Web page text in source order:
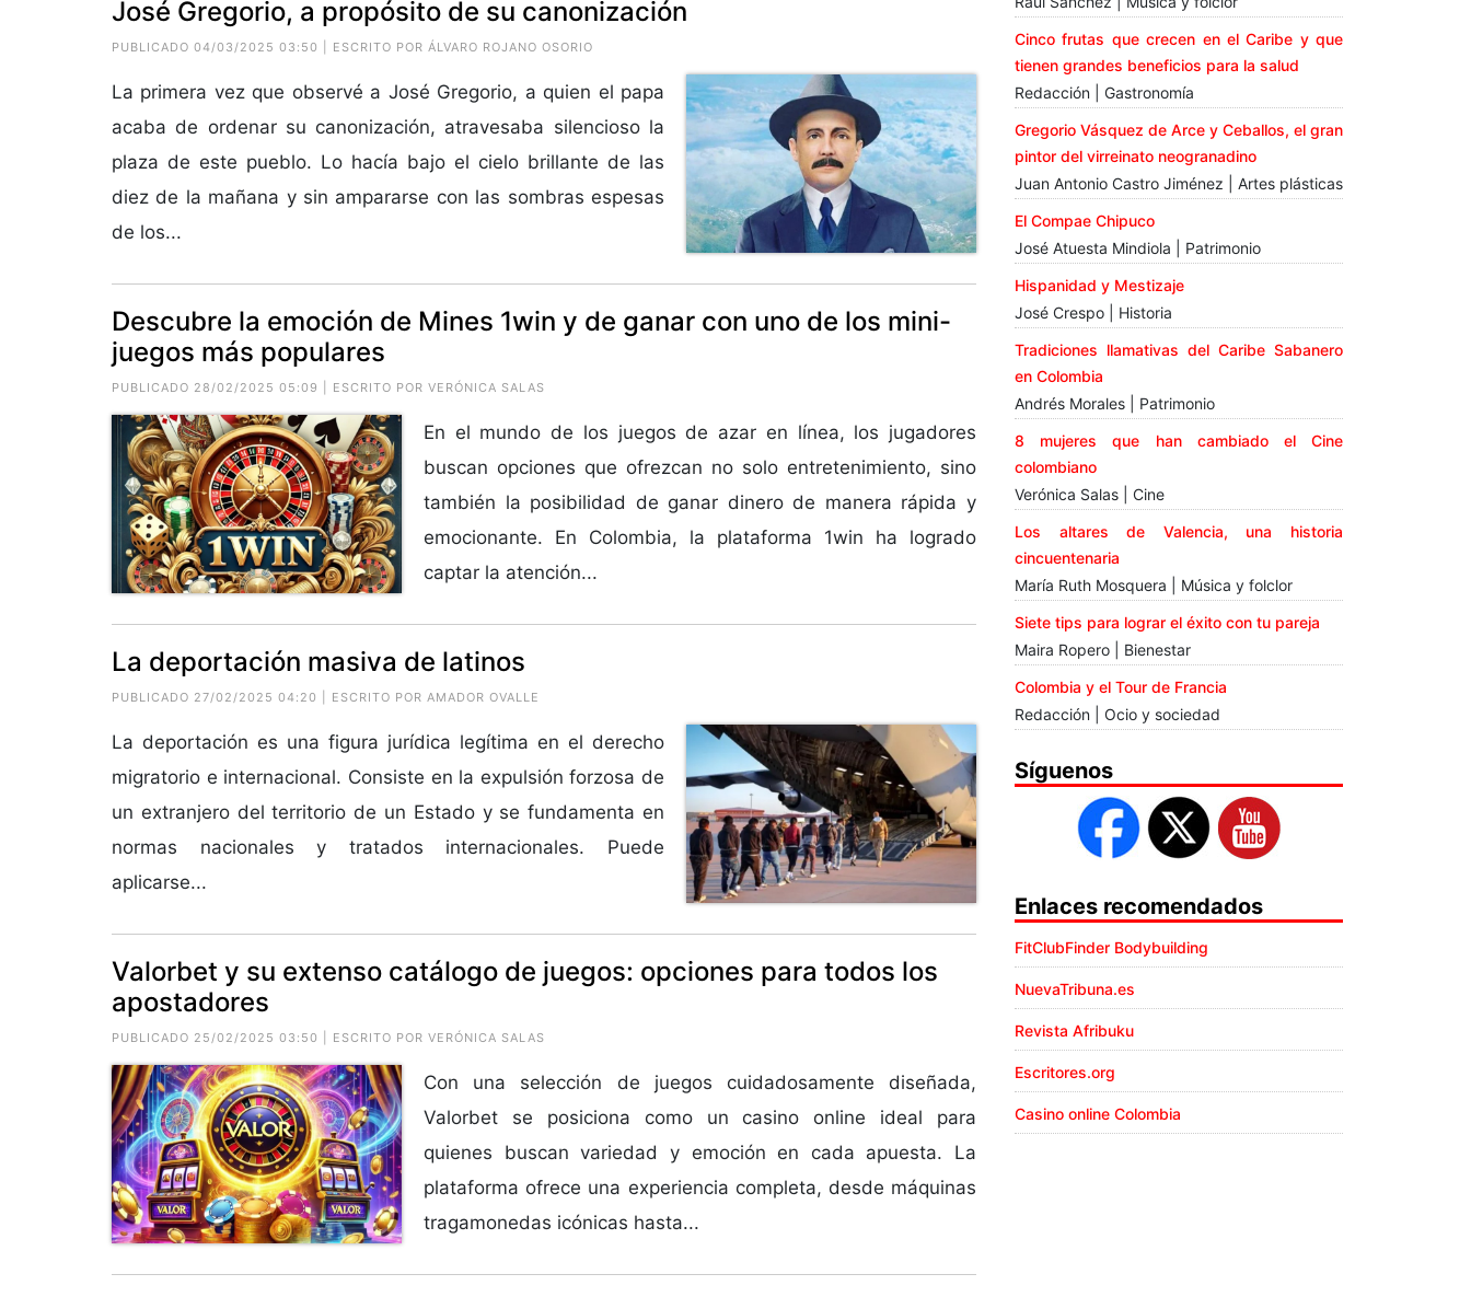
José Gregorio, a propósito de su canonización
PUBLICADO 04/03/2025 03:50 | ESCRITO POR ÁLVARO ROJANO OSORIO
La primera vez que observé a José Gregorio, a quien el papa
acaba de ordenar su canonización, atravesaba silencioso la
plaza de este pueblo. Lo hacía bajo el cielo brillante de las
diez de la mañana y sin ampararse con las sombras espesas
de los...
Descubre la emoción de Mines 1win y de ganar con uno de los mini-
juegos más populares
PUBLICADO 28/02/2025 05:09 | ESCRITO POR VERÓNICA SALAS
En el mundo de los juegos de azar en línea, los jugadores
buscan opciones que ofrezcan no solo entretenimiento, sino
también la posibilidad de ganar dinero de manera rápida y
emocionante. En Colombia, la plataforma 1win ha logrado
captar la atención...
La deportación masiva de latinos
PUBLICADO 27/02/2025 04:20 | ESCRITO POR AMADOR OVALLE
La deportación es una figura jurídica legítima en el derecho
migratorio e internacional. Consiste en la expulsión forzosa de
un extranjero del territorio de un Estado y se fundamenta en
normas nacionales y tratados internacionales. Puede
aplicarse...
Valorbet y su extenso catálogo de juegos: opciones para todos los
apostadores
PUBLICADO 25/02/2025 03:50 | ESCRITO POR VERÓNICA SALAS
Con una selección de juegos cuidadosamente diseñada,
Valorbet se posiciona como un casino online ideal para
quienes buscan variedad y emoción en cada apuesta. La
plataforma ofrece una experiencia completa, desde máquinas
tragamonedas icónicas hasta...
Cinco frutas que crecen en el Caribe y que
tienen grandes beneficios para la salud
Redacción | Gastronomía
Gregorio Vásquez de Arce y Ceballos, el gran
pintor del virreinato neogranadino
Juan Antonio Castro Jiménez | Artes plásticas
El Compae Chipuco
José Atuesta Mindiola | Patrimonio
Hispanidad y Mestizaje
José Crespo | Historia
Tradiciones llamativas del Caribe Sabanero
en Colombia
Andrés Morales | Patrimonio
8 mujeres que han cambiado el Cine
colombiano
Verónica Salas | Cine
Los altares de Valencia, una historia
cincuentenaria
María Ruth Mosquera | Música y folclor
Siete tips para lograr el éxito con tu pareja
Maira Ropero | Bienestar
Colombia y el Tour de Francia
Redacción | Ocio y sociedad
Síguenos
Enlaces recomendados
FitClubFinder Bodybuilding
NuevaTribuna.es
Revista Afribuku
Escritores.org
Casino online Colombia